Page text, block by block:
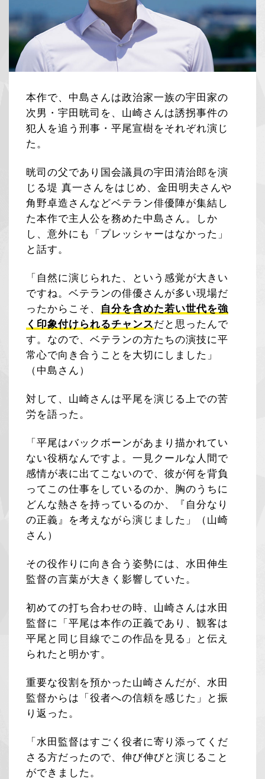
本作で、中島さんは政治家一族の宇田家の
次男・宇田晄司を、山崎さんは誘拐事件の
犯人を追う刑事・平尾宣樹をそれぞれ演じ
た。
晄司の父であり国会議員の宇田清治郎を演
じる堤 真一さんをはじめ、金田明夫さんや
角野卓造さんなどベテラン俳優陣が集結し
た本作で主人公を務めた中島さん。しか
し、意外にも「プレッシャーはなかった」
と話す。
「自然に演じられた、という感覚が大きい
ですね。ベテランの俳優さんが多い現場だ
ったからこそ、 自分を含めた若い世代を強
く印象付けられるチャンスだと思ったんで
す。なので、ベテランの方たちの演技に平
常心で向き合うことを大切にしました」
（中島さん）
対して、山崎さんは平尾を演じる上での苦
労を語った。
「平尾はバックボーンがあまり描かれてい
ない役柄なんですよ。一見クールな人間で
感情が表に出てこないので、彼が何を背負
ってこの仕事をしているのか、胸のうちに
どんな熱さを持っているのか、『自分なり
の正義』を考えながら演じました」（山崎
さん）
その役作りに向き合う姿勢には、水田伸生
監督の言葉が大きく影響していた。
初めての打ち合わせの時、山崎さんは水田
監督に「平尾は本作の正義であり、観客は
平尾と同じ目線でこの作品を見る」と伝え
られたと明かす。
重要な役割を預かった山崎さんだが、水田
監督からは「役者への信頼を感じた」と振
り返った。
「水田監督はすごく役者に寄り添ってくだ
さる方だったので、伸び伸びと演じること
ができました。